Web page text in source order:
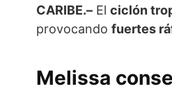
CARIBE.– El ciclón
provocando fuertes
Melissa